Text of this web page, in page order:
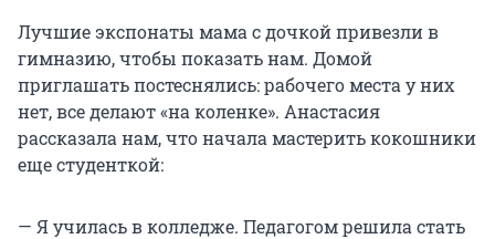
Лучшие экспонаты мама с дочкой привезли в
гимназию, чтобы показать нам. Домой
приглашать постеснялись: рабочего места у них
нет, все делают «на коленке». Анастасия
рассказала нам, что начала мастерить кокошники
еще студенткой:
— Я училась в колледже. Педагогом решила стать